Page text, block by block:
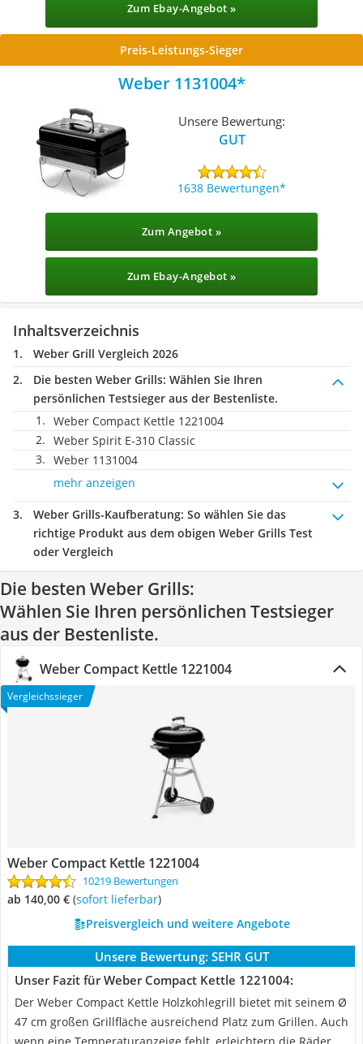
Zum Ebay-Angebot »
Preis-Leistungs-Sieger
Weber 1131004
Unsere Bewertung:
GUT
1638 Bewertungen
Zum Angebot »
Zum Ebay-Angebot »
Inhaltsverzeichnis
Weber Grill Vergleich 2026
Die besten Weber Grills: Wählen Sie Ihren
persönlichen Testsieger aus der Bestenliste.
Weber Compact Kettle 1221004
Weber Spirit E-310 Classic
Weber 1131004
mehr anzeigen
Weber Grills-Kaufberatung: So wählen Sie das
richtige Produkt aus dem obigen Weber Grills Test
oder Vergleich
Die besten Weber Grills:
Wählen Sie Ihren persönlichen Testsieger
aus der Bestenliste.
Weber Compact Kettle 1221004
Vergleichssieger
Weber Compact Kettle 1221004
10219 Bewertungen
ab 140,00 € ( Sofort lieferbar)
Preisvergleich und weitere Angebote
Unsere Bewertung: SEHR GUT
Unser Fazit für Weber Compact Kettle 1221004:
Der Weber Compact Kettle Holzkohlegrill bietet mit seinem Ø
47 cm großen Grillfläche ausreichend Platz zum Grillen. Auch